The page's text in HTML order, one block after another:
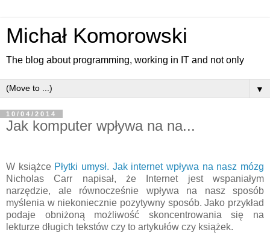
Michał Komorowski
The blog about programming, working in IT and not only
▼
10/04/2014
Jak komputer wpływa na na...
W książce Płytki umysł. Jak internet wpływa na nasz mózg
Nicholas Carr napisał, że Internet jest wspaniałym
narzędzie, ale równocześnie wpływa na nasz sposób
myślenia w niekoniecznie pozytywny sposób. Jako przykład
podaje obniżoną możliwość skoncentrowania się na
lekturze długich tekstów czy to artykułów czy książek.